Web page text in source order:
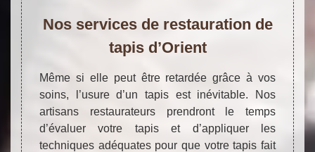
Nos services de restauration de
tapis d’Orient
Même si elle peut être retardée grâce à vos
soins, l’usure d’un tapis est inévitable. Nos
artisans restaurateurs prendront le temps
d’évaluer votre tapis et d’appliquer les
techniques adéquates pour que votre tapis fait